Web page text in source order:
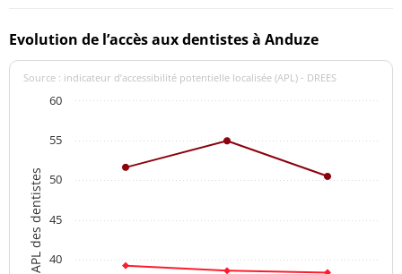
Evolution de l’accès aux dentistes à Anduze
APL des dentistes
Source : indicateur d’accessibilité potentielle localisée (APL) - DREES
40
45
50
55
60